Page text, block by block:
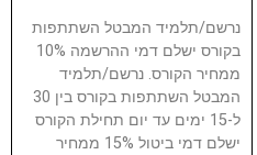
נרשם/תלמיד המבטל השתתפות
בקורס ישלם דמי ההרשמה 10%
ממחיר הקורס. נרשם/תלמיד
המבטל השתתפות בקורס בין 30
ל-15 ימים עד יום תחילת הקורס
ישלם דמי ביטול 15% ממחיר